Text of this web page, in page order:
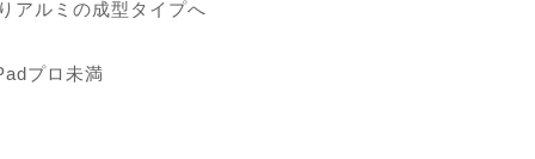
アルミの成型タイプへ
プロ未満